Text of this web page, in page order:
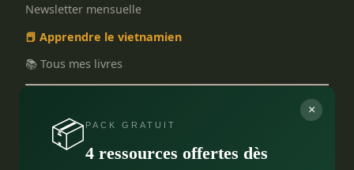
×
📦 PACK GRATUIT
4 ressources offertes dès
Newsletter mensuelle
📕 Apprendre le vietnamien
📚 Tous mes livres
anthony-bouillon.com